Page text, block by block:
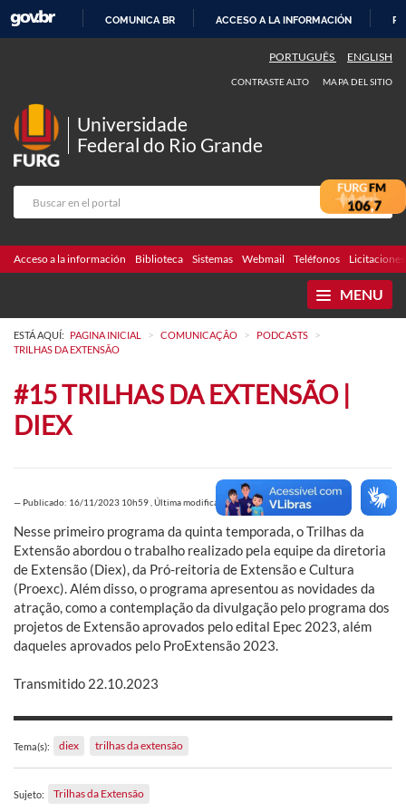
CONTENIDO
COMUNICA BR ACCESO A LA INFORMACIÓN
PORTUGUÊS ENGLISH
CONTRASTE ALTO MAPA DEL SITIO
Universidade
Federal do Rio Grande
Acceso a la información Biblioteca Sistemas Webmail Teléfonos Licitaciones
MENU
ESTÁ AQUÍ: PAGINA INICIAL > COMUNICAÇÃO > PODCASTS >
TRILHAS DA EXTENSÃO
#15 TRILHAS DA EXTENSÃO |
DIEX
— Publicado: 16/11/2023 10h59 Última modificación: 16/11/2023 17h35
Nesse primeiro programa da quinta temporada, o Trilhas da
Extensão abordou o trabalho realizado pela equipe da diretoria
de Extensão (Diex), da Pró-reitoria de Extensão e Cultura
(Proexc). Além disso, o programa apresentou as novidades da
atração, como a contemplação da divulgação pelo programa dos
projetos de Extensão aprovados pelo edital Epec 2023, além
daqueles aprovados pelo ProExtensão 2023.
Transmitido 22.10.2023
Tema(s): diex trilhas da extensão
Sujeto: Trilhas da Extensão